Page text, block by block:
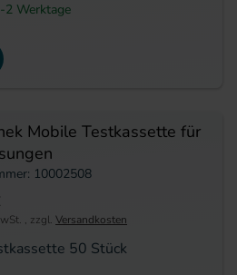
2 Werktage
Mobile Testkassette für
10002508
50 Stück
, zzgl. Versandkosten